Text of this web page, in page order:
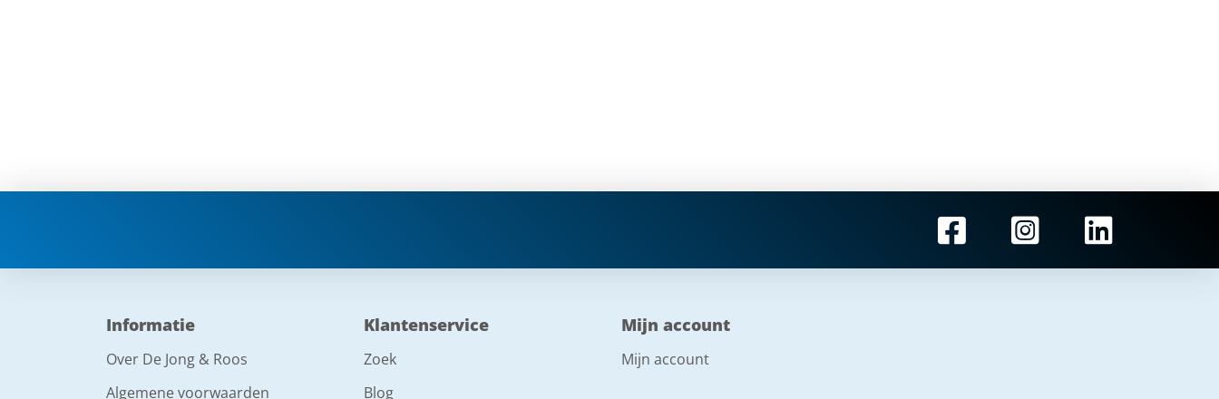
Informatie
Over De Jong & Roos
Algemene voorwaarden
Klantenservice
Zoek
Blog
Mijn account
Mijn account